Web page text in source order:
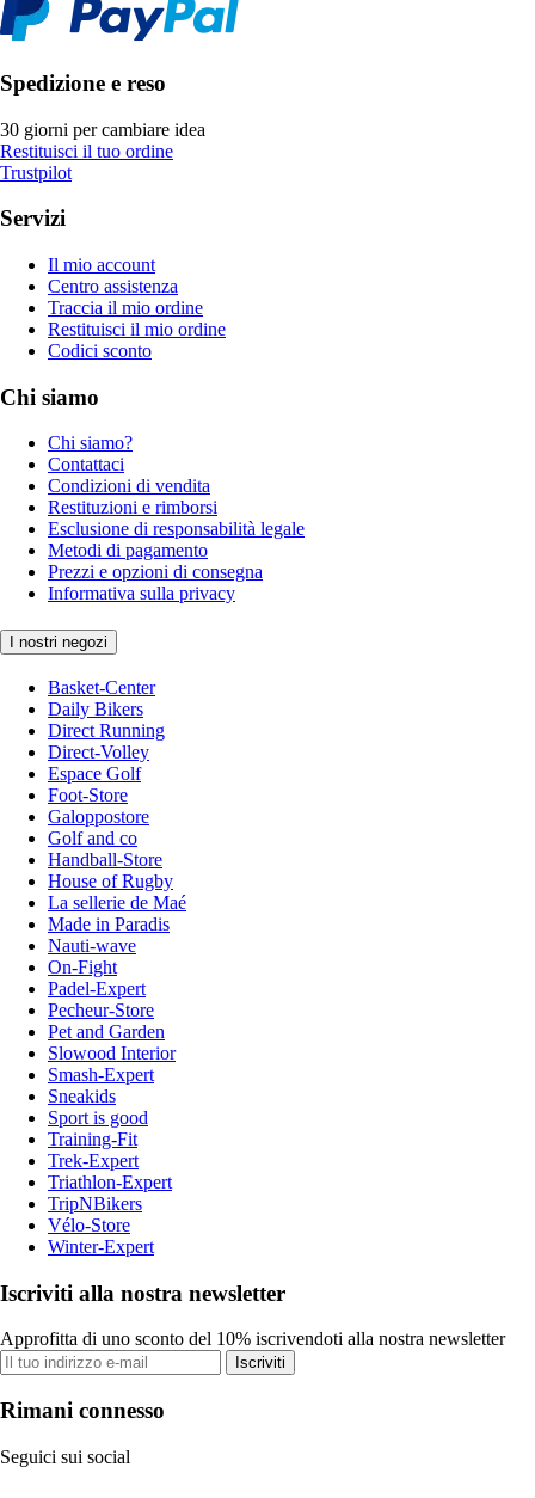
Spedizione e reso
30 giorni per cambiare idea
Restituisci il tuo ordine
Trustpilot
Servizi
Il mio account
Centro assistenza
Traccia il mio ordine
Restituisci il mio ordine
Codici sconto
Chi siamo
Chi siamo?
Contattaci
Condizioni di vendita
Restituzioni e rimborsi
Esclusione di responsabilità legale
Metodi di pagamento
Prezzi e opzioni di consegna
Informativa sulla privacy
I nostri negozi
Basket-Center
Daily Bikers
Direct Running
Direct-Volley
Espace Golf
Foot-Store
Galoppostore
Golf and co
Handball-Store
House of Rugby
La sellerie de Maé
Made in Paradis
Nauti-wave
On-Fight
Padel-Expert
Pecheur-Store
Pet and Garden
Slowood Interior
Smash-Expert
Sneakids
Sport is good
Training-Fit
Trek-Expert
Triathlon-Expert
TripNBikers
Vélo-Store
Winter-Expert
Iscriviti alla nostra newsletter
Approfitta di uno sconto del 10% iscrivendoti alla nostra newsletter
Iscriviti
Rimani connesso
Seguici sui social